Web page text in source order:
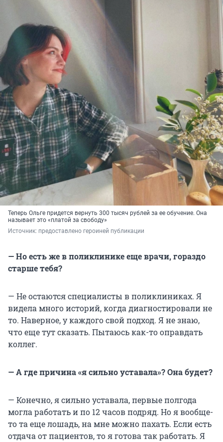
Теперь Ольге придется вернуть 300 тысяч рублей за ее обучение. Она
называет это «платой за свободу»
Источник: предоставлено героиней публикации
— Но есть же в поликлинике еще врачи, гораздо
старше тебя?
— Не остаются специалисты в поликлиниках. Я
видела много историй, когда диагностировали не
то. Наверное, у каждого свой подход. Я не знаю,
что еще тут сказать. Пытаюсь как-то оправдать
коллег.
— А где причина «я сильно уставала»? Она будет?
— Конечно, я сильно уставала, первые полгода
могла работать и по 12 часов подряд. Но я вообще-
то та еще лошадь, на мне можно пахать. Если есть
отдача от пациентов, то я готова так работать. Я